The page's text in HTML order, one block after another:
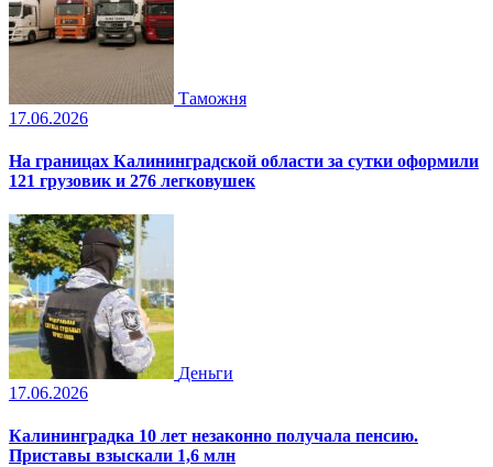
Таможня
17.06.2026
На границах Калининградской области за сутки оформили
121 грузовик и 276 легковушек
Деньги
17.06.2026
Калининградка 10 лет незаконно получала пенсию.
Приставы взыскали 1,6 млн